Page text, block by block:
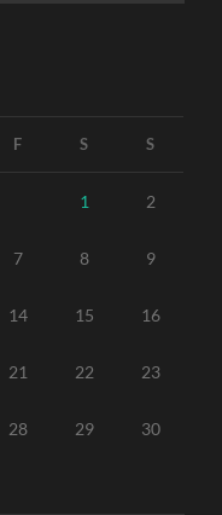
F S S
1 2
7 8 9
14 15 16
21 22 23
28 29 30